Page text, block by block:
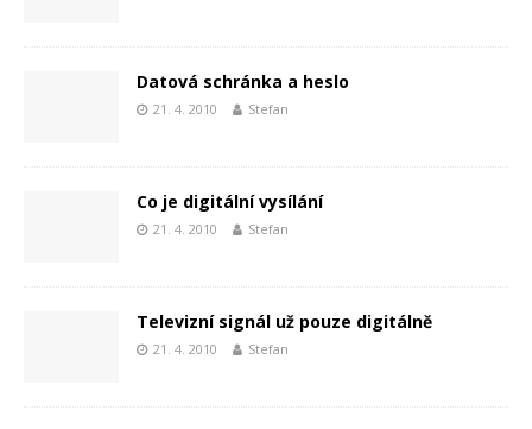
Datová schránka a heslo
21. 4. 2010 Stefan
Co je digitální vysílání
21. 4. 2010 Stefan
Televizní signál už pouze digitálně
21. 4. 2010 Stefan